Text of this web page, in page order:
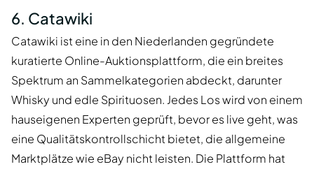
6. Catawiki
Catawiki ist eine in den Niederlanden gegründete
kuratierte Online-Auktionsplattform, die ein breites
Spektrum an Sammelkategorien abdeckt, darunter
Whisky und edle Spirituosen. Jedes Los wird von einem
hauseigenen Experten geprüft, bevor es live geht, was
eine Qualitätskontrollschicht bietet, die allgemeine
Marktplätze wie eBay nicht leisten. Die Plattform hat